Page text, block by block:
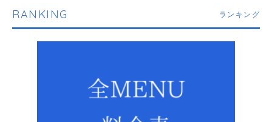
RANKING ランキング